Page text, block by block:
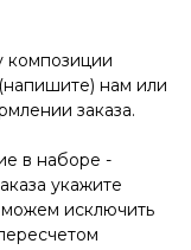
композиции
нам или
заказа.
в наборе -
укажите
исключить